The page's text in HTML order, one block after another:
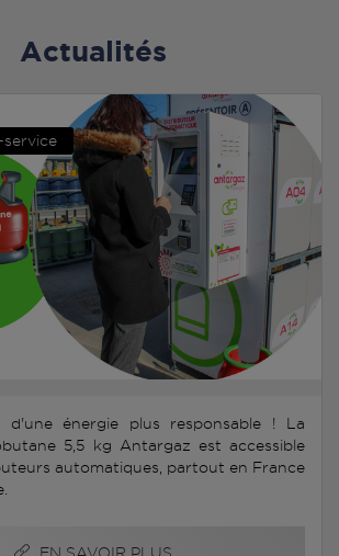
Actualités
service
d'une énergie plus responsable ! La
5,5 kg Antargaz est accessible
automatiques, partout en France
EN SAVOIR PLUS